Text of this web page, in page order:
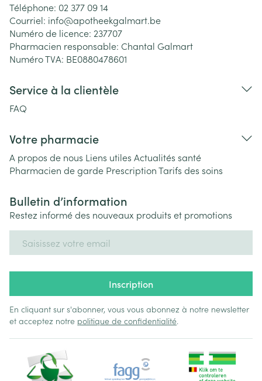
Téléphone: 02 377 09 14
Courriel: info@apotheekgalmart.be
Numéro de licence: 237707
Pharmacien responsable: Chantal Galmart
Numéro TVA: BE0880478601
Service à la clientèle
FAQ
Votre pharmacie
A propos de nous Liens utiles Actualités santé
Pharmacien de garde PrescriptionTarifs des soins
Bulletin d’information
Restez informé des nouveaux produits et promotions
Inscription
En cliquant sur s'abonner, vous vous abonnez à notre newsletter
et acceptez notre politique de confidentialité.